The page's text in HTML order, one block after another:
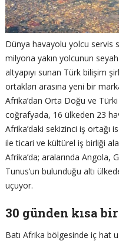
Dünya havayolu yolcu servis
milyona yakın yolcunun
altyapıyı sunan Türk bilişim
ortakları arasına yeni bir
Afrika’dan Orta Doğu ve
coğrafyada, 16 ülkeden 23
Afrika’daki sekizinci iş ortağı
ile ticari ve kültürel iş birliği
Afrika’da; aralarında Angola,
Tunus’un bulunduğu altı
uçuyor.
30 günden kısa
Batı Afrika bölgesinde iç hat